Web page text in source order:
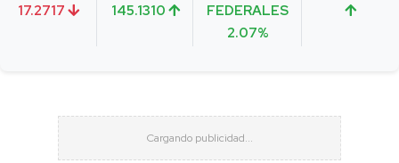
17.2717
145.1310
FEDERALES
2.07%